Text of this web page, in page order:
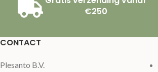
€250
CONTACT
Plesanto B.V.